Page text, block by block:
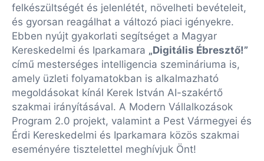
felkészültségét és jelenlétét, növelheti bevételeit,
és gyorsan reagálhat a változó piaci igényekre.
Ebben nyújt gyakorlati segítséget a Magyar
Kereskedelmi és Iparkamara „Digitális Ébresztő!”
című mesterséges intelligencia szemináriuma is,
amely üzleti folyamatokban is alkalmazható
megoldásokat kínál Kerek István AI-szakértő
szakmai irányításával. A Modern Vállalkozások
Program 2.0 projekt, valamint a Pest Vármegyei és
Érdi Kereskedelmi és Iparkamara közös szakmai
eseményére tisztelettel meghívjuk Önt!